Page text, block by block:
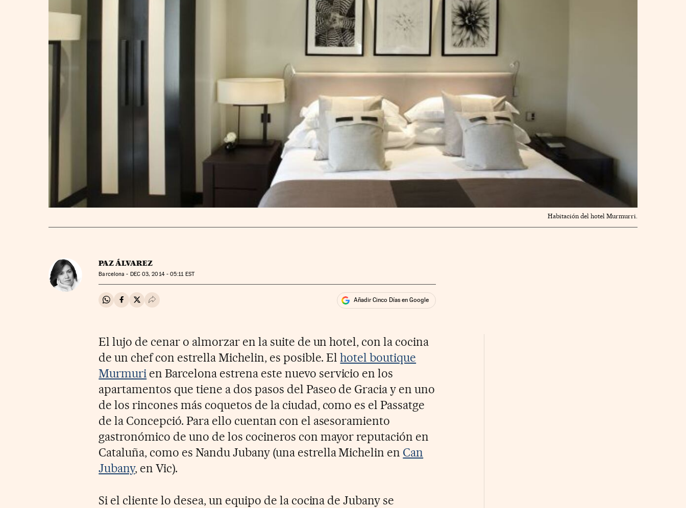
Habitación del hotel Murmurri.
PAZ ÁLVAREZ
Barcelona - DEC03, 2014 - 05:11EST
Compartir en Whatsapp
Compartir en Facebook
Compartir en Twitter
Desplegar Redes Sociales Añadir Cinco Días en Google
El lujo de cenar o almorzar en la suite de un hotel, con la cocina
de un chef con estrella Michelin, es posible. Elhotel boutique
Murmuri en Barcelona estrena este nuevo servicio en los
apartamentos que tiene a dos pasos del Paseo de Gracia y en uno
de los rincones más coquetos de la ciudad, como es el Passatge
de la Concepció. Para ello cuentan con el asesoramiento
gastronómico de uno de los cocineros con mayor reputación en
Cataluña, como es Nandu Jubany (una estrella Michelin en Can
Jubany, en Vic).
Si el cliente lo desea, un equipo de la cocina de Jubany se